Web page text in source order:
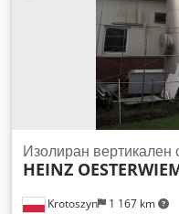
Krotoszyn 1 167 km
Изолиран вертикален
HEINZ